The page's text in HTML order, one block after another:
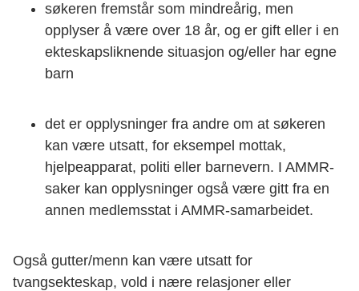
søkeren fremstår som mindreårig, men
opplyser å være over 18 år, og er gift eller i en
ekteskapsliknende situasjon og/eller har egne
barn
det er opplysninger fra andre om at søkeren
kan være utsatt, for eksempel mottak,
hjelpeapparat, politi eller barnevern. I AMMR-
saker kan opplysninger også være gitt fra en
annen medlemsstat i AMMR-samarbeidet.
Også gutter/menn kan være utsatt for
tvangsekteskap, vold i nære relasjoner eller